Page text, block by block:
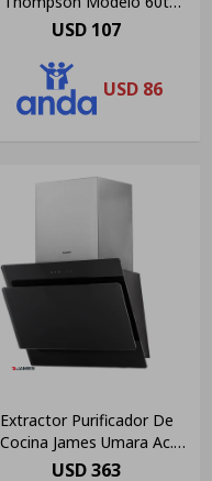
Negra
USD 107
USD 86
Extractor Purificador De
Cocina James Umara Ac.
De Pared 60cm X 47cm
USD363